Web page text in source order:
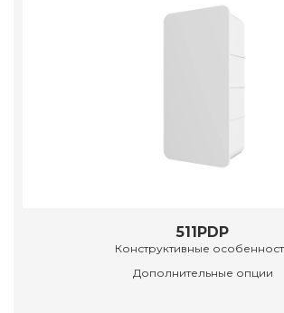
511PDP
Конструктивные
Дополнительные опции